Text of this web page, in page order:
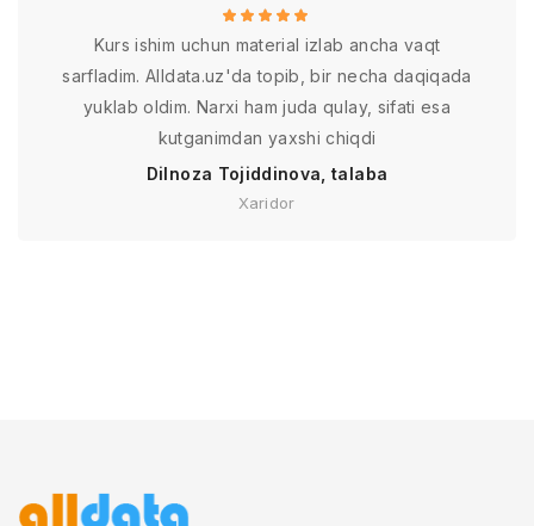
Kurs ishim uchun material izlab ancha vaqt
sarfladim. Alldata.uz'da topib, bir necha daqiqada
yuklab oldim. Narxi ham juda qulay, sifati esa
kutganimdan yaxshi chiqdi
Dilnoza Tojiddinova, talaba
Xaridor